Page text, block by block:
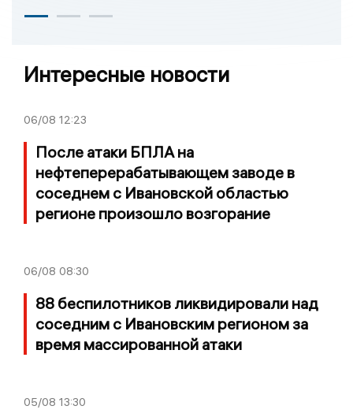
Интересные новости
06/08 12:23
После атаки БПЛА на
нефтеперерабатывающем заводе в
соседнем с Ивановской областью
регионе произошло возгорание
06/08 08:30
88 беспилотников ликвидировали над
соседним с Ивановским регионом за
время массированной атаки
05/08 13:30